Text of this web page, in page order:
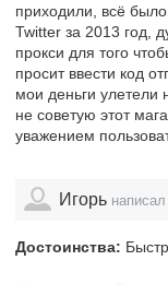
приходили, всё
Twitter за 2013 год,
прокси для того
просит ввести код
мои деньги улетели
не советую этот
уважением
Игорь
Достоинства: